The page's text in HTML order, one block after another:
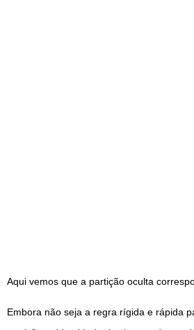
Aqui vemos que a partição oculta
Embora não seja a regra rígida e rápida